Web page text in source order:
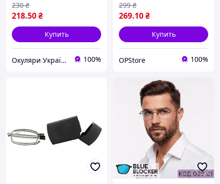
218.50₴
230 ₴
Купить
Окуляри Україна 100%
269.10₴
299 ₴
Купить
OPStore 100%